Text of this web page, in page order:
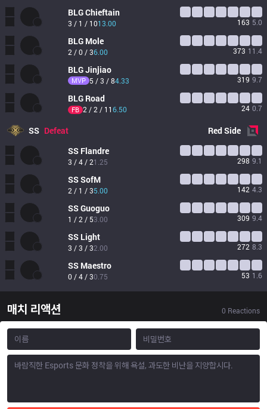
BLGChieftain
3 / 1 / 1013.00 163 5.0
BLG Mole
2 / 0 / 36.00 373 11.4
BLGJinjiao
MVP 5 / 3 / 84.33 319 9.7
BLG Road
FB 2 / 2 / 116.50 24 0.7
SS Defeat RedSide
SS Flandre
3 / 4 / 21.25 298 9.1
SSSofM
2 / 1 / 35.00 142 4.3
SSGuoguo
1 / 2 / 53.00 309 9.4
SS Light
3 / 3 / 32.00 272 8.3
SS Maestro
0 / 4 / 30.75 53 1.6
매치 리액션 0 Reactions